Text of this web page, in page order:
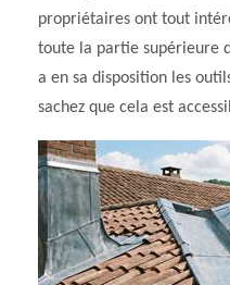
propriétaires ont tout
toute la partie supérieure
a en sa disposition les
sachez que cela est